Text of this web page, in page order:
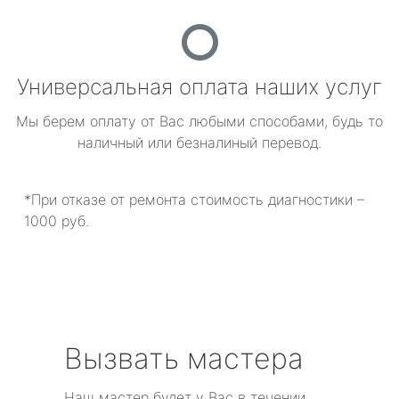
Универсальная оплата наших услуг
Мы берем оплату от Вас любыми способами, будь то
наличный или безналиный перевод.
*При отказе от ремонта стоимость диагностики –
1000 руб.
Вызвать мастера